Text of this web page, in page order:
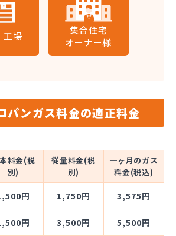
工場
集合住宅
オーナー様
パンガス料金の適正料金
料金(税
別)
従量料金(税
別)
一ヶ月のガス
料金(税込)
円 1,750円 3,575円
円 3,500円 5,500円